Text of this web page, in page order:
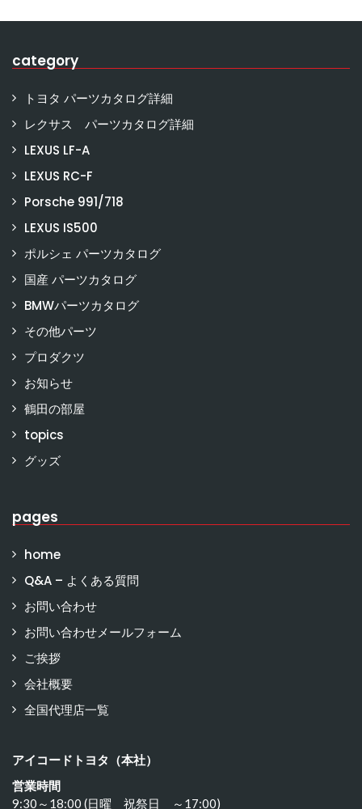
category
トヨタ パーツカタログ詳細
レクサス パーツカタログ詳細
LEXUS LF-A
LEXUS RC-F
Porsche 991/718
LEXUS IS500
ポルシェ パーツカタログ
国産 パーツカタログ
BMWパーツカタログ
その他パーツ
プロダクツ
お知らせ
鶴田の部屋
topics
グッズ
pages
home
Q&A – よくある質問
お問い合わせ
お問い合わせメールフォーム
ご挨拶
会社概要
全国代理店一覧
アイコードトヨタ（本社）
営業時間
9:30～18:00 (日曜 祝祭日 ～17:00)